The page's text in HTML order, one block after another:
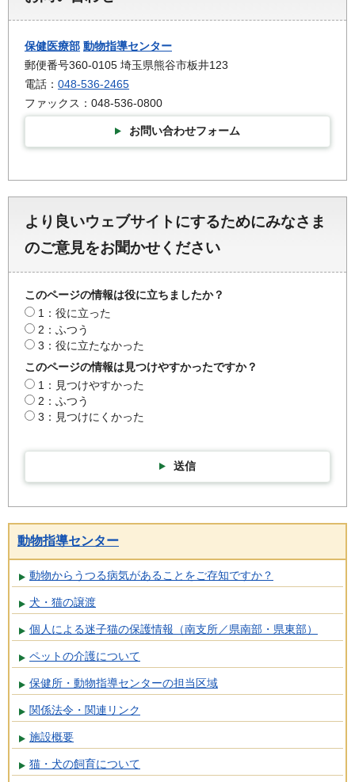
保健医療部 動物指導センター
郵便番号360-0105 埼玉県熊谷市板井123
電話： 048-536-2465
ファックス：048-536-0800
お問い合わせフォーム
より良いウェブサイトにするためにみなさま
のご意見をお聞かせください
このページの情報は役に立ちましたか？
1：役に立った
2：ふつう
3：役に立たなかった
このページの情報は見つけやすかったですか？
1：見つけやすかった
2：ふつう
3：見つけにくかった
送信
動物指導センター
動物からうつる病気があることをご存知ですか？
犬・猫の譲渡
個人による迷子猫の保護情報（南支所／県南部・県東部）
ペットの介護について
保健所・動物指導センターの担当区域
関係法令・関連リンク
施設概要
猫・犬の飼育について